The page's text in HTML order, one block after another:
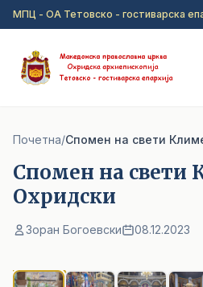
Прејди на главна содржина
МПЦ - ОА Тетовско - гостиварска
Почетна/Спомен на свети
Спомен на свети
Охридски
Зоран Богоевски 08.12.2023